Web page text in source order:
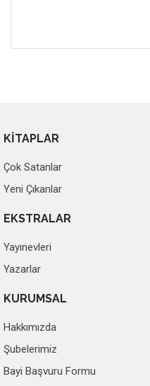
KİTAPLAR
Çok Satanlar
Yeni Çıkanlar
EKSTRALAR
Yayınevleri
Yazarlar
KURUMSAL
Hakkımızda
Şubelerimiz
Bayi Başvuru Formu